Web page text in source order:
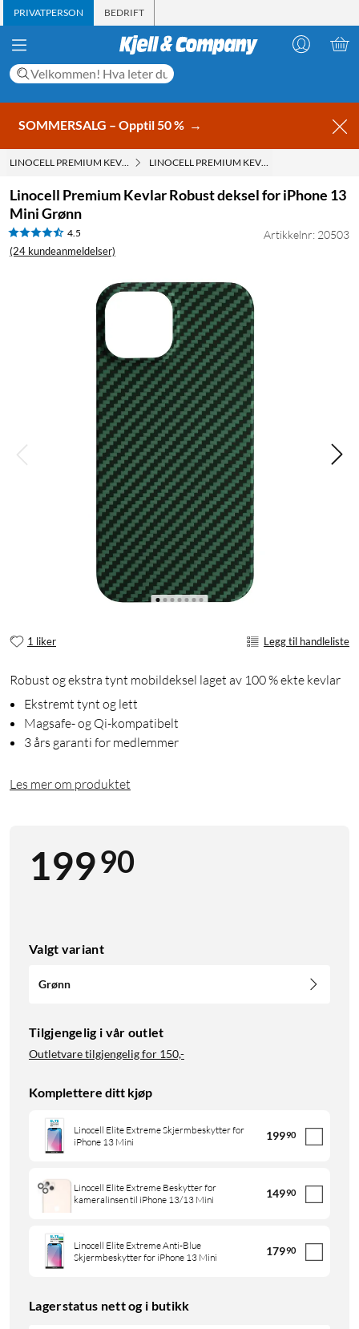
PRIVATPERSON BEDRIFT
SOMMERSALG – Opptil 50 % →
LINOCELL PREMIUM KEVLAR LINOCELL PREMIUM KEVLAR ROBUST
Linocell Premium Kevlar Robust deksel for iPhone 13
Mini Grønn
4.5
(24 kundeanmeldelser)
Artikkelnr: 20503
1 liker Legg til handleliste
Robust og ekstra tynt mobildeksel laget av 100 % ekte kevlar
Ekstremt tynt og lett
Magsafe- og Qi-kompatibelt
3 års garanti for medlemmer
Les mer om produktet
19990
Valgt variant
Grønn
Tilgjengelig i vår outlet
Outletvare tilgjengelig for 150,-
Komplettere ditt kjøp
Linocell Elite Extreme Skjermbeskytter for
iPhone 13 Mini
19990
Linocell Elite Extreme Beskytter for
kameralinsen til iPhone 13/13 Mini
14990
Linocell Elite Extreme Anti-Blue
Skjermbeskytter for iPhone 13 Mini
17990
Lagerstatus nett og i butikk